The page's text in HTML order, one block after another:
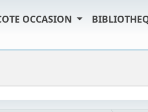
OCCASION